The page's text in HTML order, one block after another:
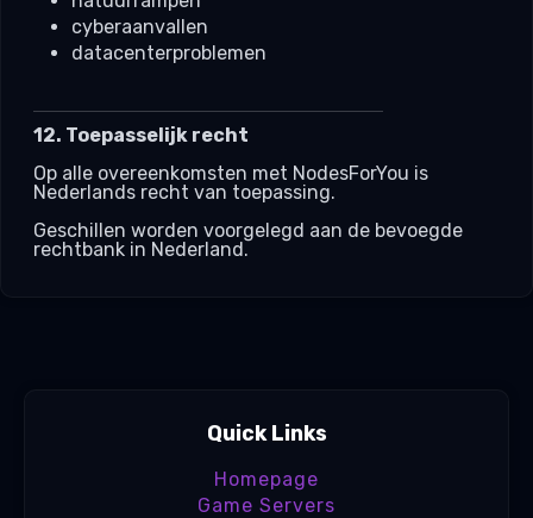
cyberaanvallen
datacenterproblemen
12. Toepasselijk recht
Op alle overeenkomsten met NodesForYou is
Nederlands recht van toepassing.
Geschillen worden voorgelegd aan de bevoegde
rechtbank in Nederland.
Quick Links
Homepage
Game Servers